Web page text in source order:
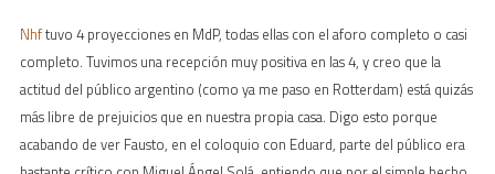
Nhftuvo 4 proyecciones en MdP, todas ellas con el aforo completo o casi
completo. Tuvimos una recepción muy positiva en las 4, y creo que la
actitud del público argentino (como ya me paso en Rotterdam) está quizás
más libre de prejuicios que en nuestra propia casa. Digo esto porque
acabando de ver Fausto, en el coloquio con Eduard, parte del público era